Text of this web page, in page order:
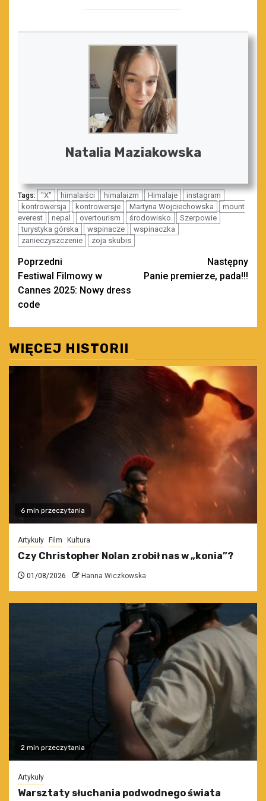
Natalia Maziakowska
Tags: "X" himalaiści himalaizm Himalaje
instagram
kontrowersja
kontrowersje Martyna Wojciechowska
mount
everest
nepal overtourism środowisko
Szerpowie
turystyka górska
wspinacze
wspinaczka
zanieczyszczenie
zoja skubis
Zobacz
wpisy
Poprzedni
Festiwal Filmowy w
Cannes 2025: Nowy dress
code
Następny
Panie premierze, pada!!!
WIĘCEJ HISTORII
6 min przeczytania
Artykuły Film Kultura
Czy Christopher Nolan zrobił nas w „konia”?
01/08/2026 Hanna Wiczkowska
2 min przeczytania
Artykuły
Warsztaty słuchania podwodnego świata